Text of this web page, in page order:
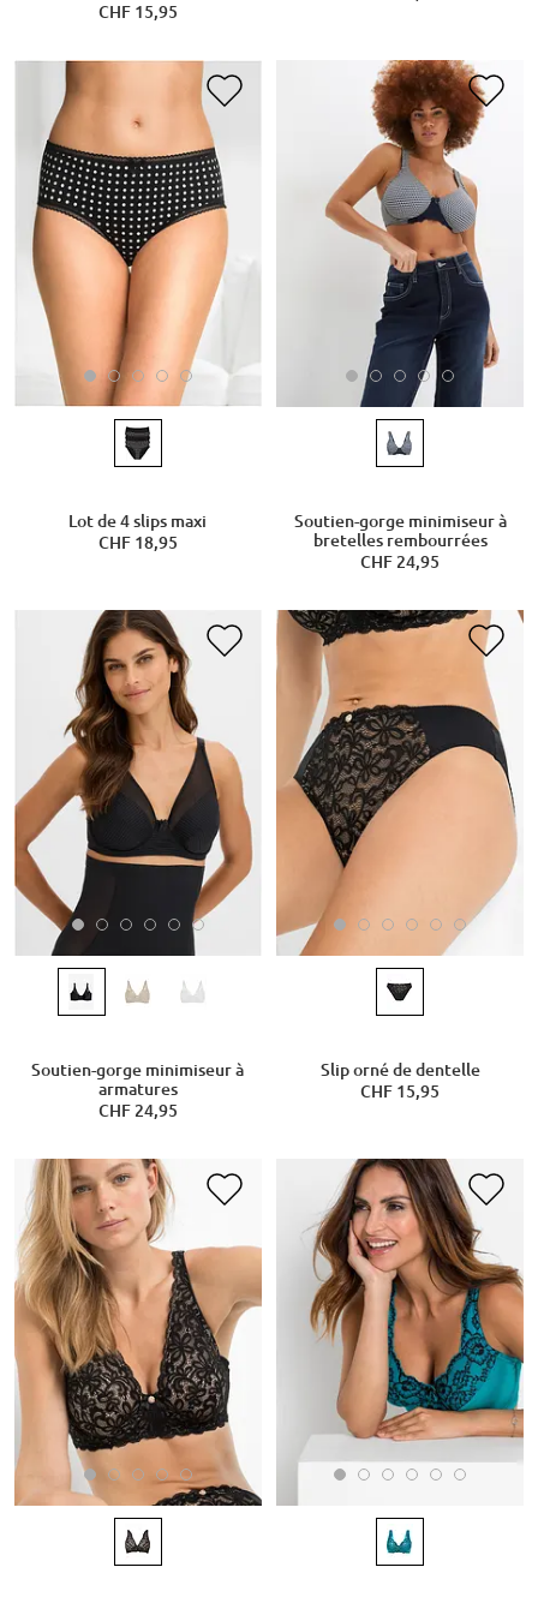
CHF 15,95
Lot de 4 slips maxi
CHF 18,95
Soutien-gorge minimiseur à
bretelles rembourrées
CHF 24,95
Soutien-gorge minimiseur à
armatures
CHF 24,95
Slip orné de dentelle
CHF 15,95